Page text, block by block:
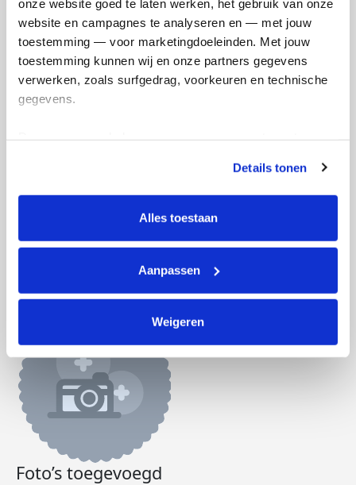
onze website goed te laten werken, het gebruik van onze
website en campagnes te analyseren en — met jouw
toestemming — voor marketingdoeleinden. Met jouw
toestemming kunnen wij en onze partners gegevens
verwerken, zoals surfgedrag, voorkeuren en technische
gegevens.
tonen. Je kunt je toestemming op elk moment wijzigen of
intrekken via Cookie instellingen onderaan de pagina. De
lijst met cookies is te vinden in het tabblad “details”.
Details tonen
Alles toestaan
Aanpassen
Weigeren
en betaal €0.75 extra.
Doneer nu
Opgehaald Streefbedrag
€33
Ben & Lida's badges
Foto’s toegevoegd